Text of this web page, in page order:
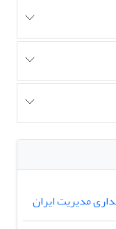
مدیریت ایران